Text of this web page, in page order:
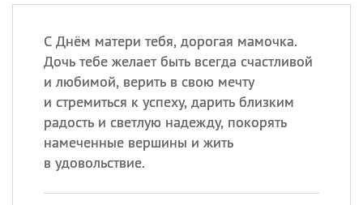
С Днём матери тебя, дорогая мамочка.
Дочь тебе желает быть всегда счастливой
и любимой, верить в свою мечту
и стремиться к успеху, дарить близким
радость и светлую надежду, покорять
намеченные вершины и жить
в удовольствие.